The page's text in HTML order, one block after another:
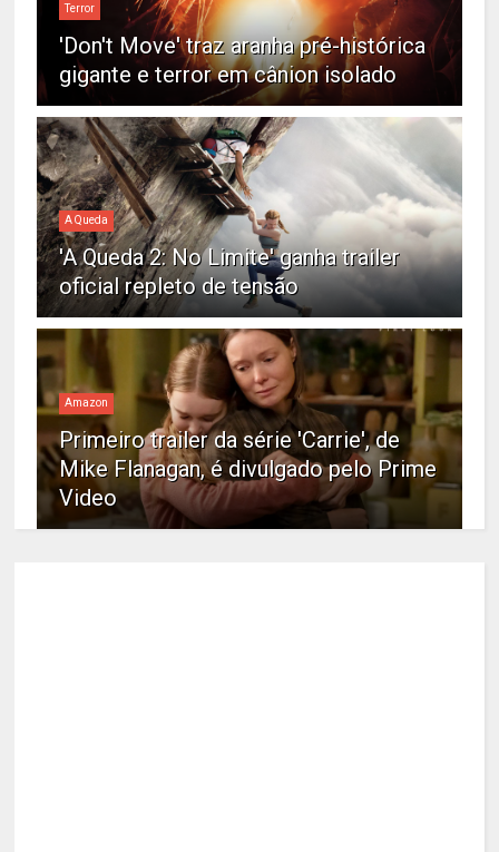
Terror
'Don't Move' traz aranha pré-histórica
gigante e terror em cânion isolado
A Queda
'A Queda 2: No Limite' ganha trailer
oficial repleto de tensão
Amazon
Primeiro trailer da série 'Carrie', de
Mike Flanagan, é divulgado pelo Prime
Video